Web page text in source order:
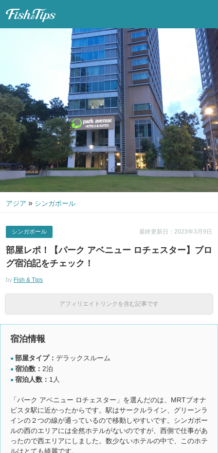
アジア » シンガポール
最終更新日：2023年3月9日
シンガポール
部屋レポ！【パーク アベニュー ロチェスター】ブロ
グ宿泊記をチェック！
by Fish & Tips
アフィリエイトリンクを含む記事です
宿泊情報
● 部屋タイプ： デラックスルーム
● 宿泊数： 2泊
● 宿泊人数： 1人
「パーク アベニュー ロチェスター」を選んだのは、MRTブオナ
ビスタ駅に近かったからです。駅はサークルライン、グリーンラ
インの２つの線が通っているので移動しやすいです。シンガポー
ルの西のエリアには全然ホテルがないのですが、西側で仕事があ
ったので西エリアにしました。数少ないホテルの中で、このホテ
ルはとても綺麗です。